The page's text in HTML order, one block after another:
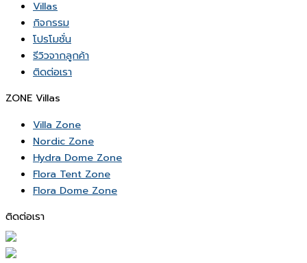
Villas
กิจกรรม
โปรโมชั่น
รีวิวจากลูกค้า
ติดต่อเรา
ZONE Villas
Villa Zone
Nordic Zone
Hydra Dome Zone
Flora Tent Zone
Flora Dome Zone
ติดต่อเรา